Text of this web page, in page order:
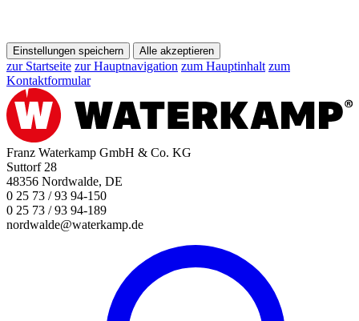
Einstellungen speichern Alle akzeptieren
zur Startseite zur Hauptnavigation zum Hauptinhalt zum
Kontaktformular
Franz Waterkamp GmbH & Co. KG
Suttorf 28
48356 Nordwalde, DE
0 25 73 / 93 94-150
0 25 73 / 93 94-189
nordwalde@waterkamp.de